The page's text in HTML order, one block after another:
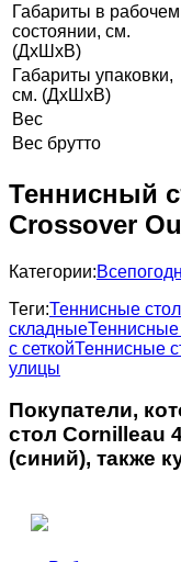
Габариты в рабочем
состоянии, см.
(ДхШхВ)
Габариты упаковки,
см. (ДхШхВ)
Вес
Вес брутто
Теннисный
Crossover
Категории:
Теги:Теннисные
складныеТеннисные
с сеткойТеннисные
улицы
Покупатели,
стол Cornilleau
(синий), также